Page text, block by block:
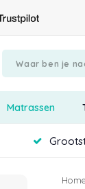
Matrassen
Home